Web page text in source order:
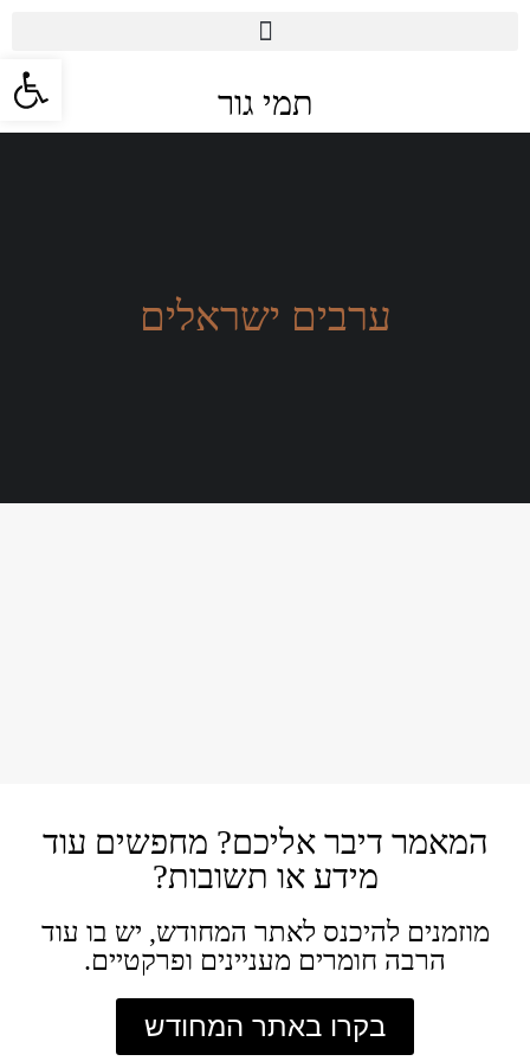
תמי גור
ערבים ישראלים
המאמר דיבר אליכם? מחפשים עוד
מידע או תשובות?
מוזמנים להיכנס לאתר המחודש, יש בו עוד
הרבה חומרים מעניינים ופרקטיים.
בקרו באתר המחודש
פתח